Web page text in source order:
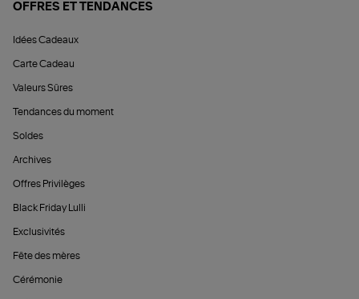
OFFRES ET TENDANCES
Idées Cadeaux
Carte Cadeau
Valeurs Sûres
Tendances du moment
Soldes
Archives
Offres Privilèges
Black Friday Lulli
Exclusivités
Fête des mères
Cérémonie